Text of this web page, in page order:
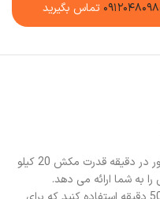
تماس بگیرید
موتور این جارو برقی با سرعت 100000 دور در دقیقه قدرت مکش 20 کیلو
را به شما ارائه می دهد.